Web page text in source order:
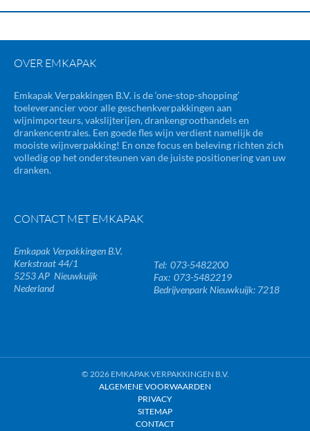
OVER EMKAPAK
Emkapak Verpakkingen B.V. is de ‘one-stop-shopping’
toeleverancier voor alle geschenkverpakkingen aan
wijnimporteurs, vakslijterijen, drankengroothandels en
drankencentrales. Een goede fles wijn verdient namelijk de
mooiste wijnverpakking! En onze focus en beleving richten zich
volledig op het ondersteunen van de juiste positionering van uw
dranken.
CONTACT MET EMKAPAK
Emkapak Verpakkingen B.V.
Kerkstraat 44/1
5253 AP Nieuwkuijk
Nederland
073-5482200
073-5482219
Bedrijvenpark Nieuwkuijk: 7218
© 2026 EMKAPAK VERPAKKINGEN B.V.
ALGEMENE VOORWAARDEN
PRIVACY
SITEMAP
CONTACT